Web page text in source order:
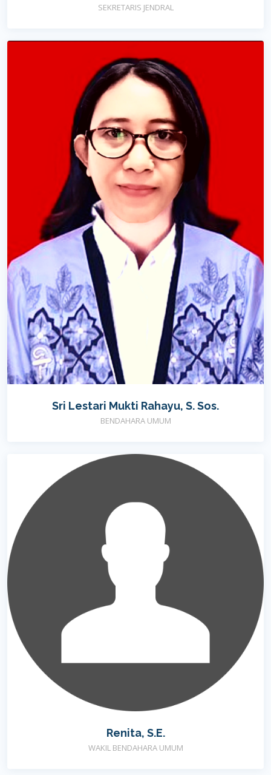
SEKRETARIS JENDRAL
Sri Lestari Mukti Rahayu, S. Sos.
BENDAHARA UMUM
Renita, S.E.
WAKIL BENDAHARA UMUM